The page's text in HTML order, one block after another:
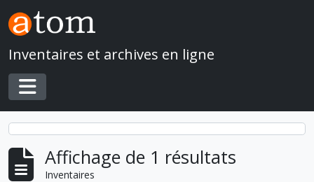
Skip to main content
Inventaires et archives en ligne
Toggle navigation
Affichage de 1 résultats
Inventaires